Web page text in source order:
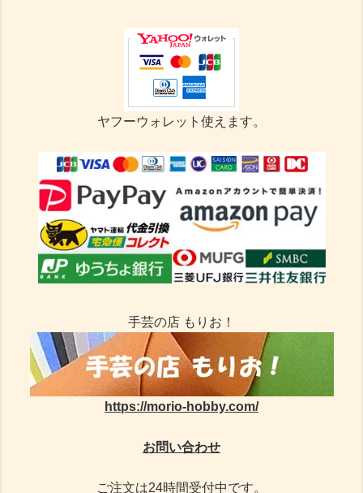
ヤフーウォレット使えます。
手芸の店 もりお！
https://morio-hobby.com/
お問い合わせ
ご注文は24時間受付中です。